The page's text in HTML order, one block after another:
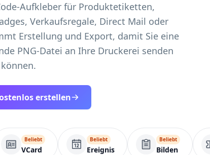
Aufkleber für Produktetiketten,
Verkaufsregale, Direct Mail oder
Erstellung und Export, damit Sie eine
PNG-Datei an Ihre Druckerei senden
können.
erstellen
Beliebt
VCard
Beliebt
Ereignis
Beliebt
Bilden